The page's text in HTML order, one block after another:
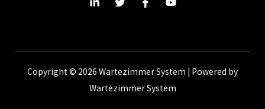
Copyright © 2026 Wartezimmer System | Powered by
Wartezimmer System